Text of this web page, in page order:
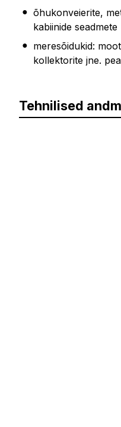
õhukonveierite,
kabiinide
meresõidukid:
kollektorite jne.
Tehnilised